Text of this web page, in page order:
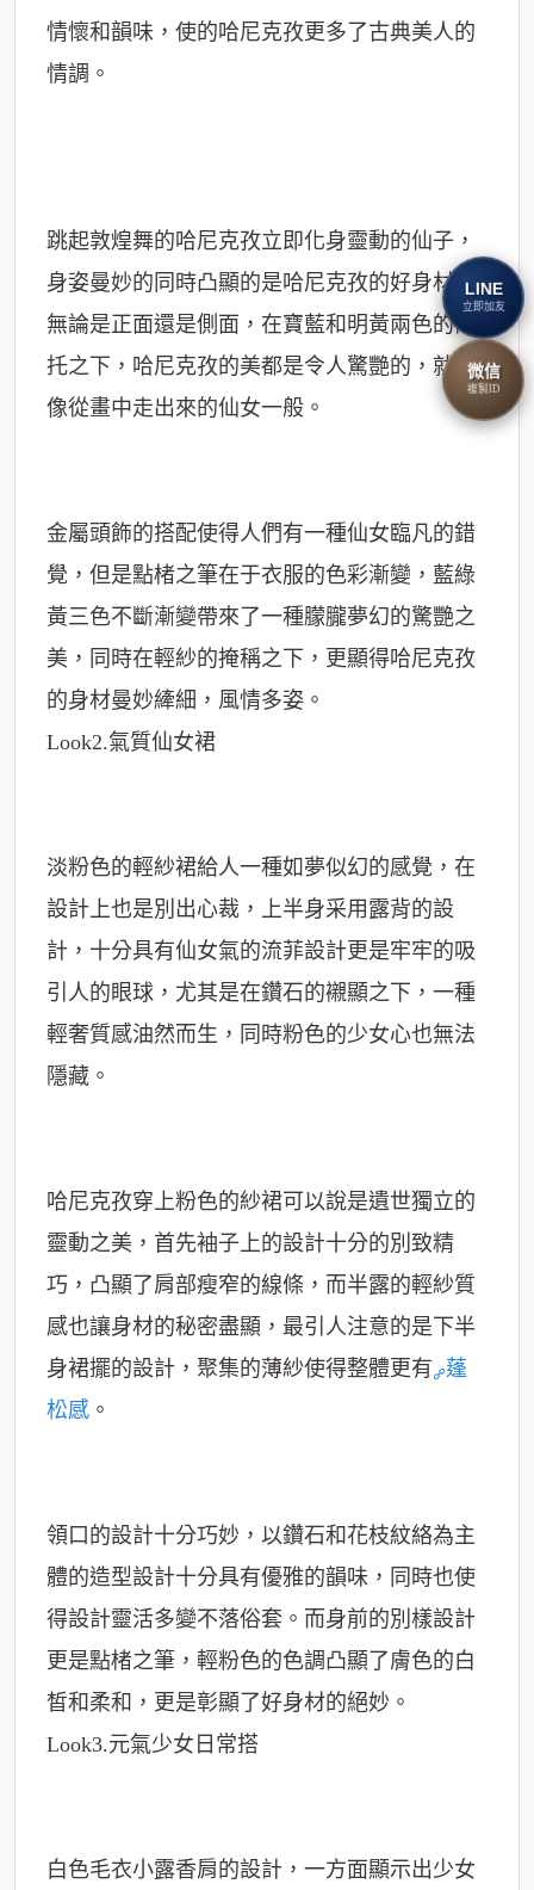
情懷和韻味，使的哈尼克孜更多了古典美人的
情調。
跳起敦煌舞的哈尼克孜立即化身靈動的仙子，
身姿曼妙的同時凸顯的是哈尼克孜的好身材，
無論是正面還是側面，在寶藍和明黃兩色的襯
托之下，哈尼克孜的美都是令人驚艷的，就好
像從畫中走出來的仙女一般。
金屬頭飾的搭配使得人們有一種仙女臨凡的錯
覺，但是點楮之筆在于衣服的色彩漸變，藍綠
黃三色不斷漸變帶來了一種朦朧夢幻的驚艷之
美，同時在輕紗的掩稱之下，更顯得哈尼克孜
的身材曼妙縴細，風情多姿。
Look2.氣質仙女裙
淡粉色的輕紗裙給人一種如夢似幻的感覺，在
設計上也是別出心裁，上半身采用露背的設
計，十分具有仙女氣的流菲設計更是牢牢的吸
引人的眼球，尤其是在鑽石的襯顯之下，一種
輕奢質感油然而生，同時粉色的少女心也無法
隱藏。
哈尼克孜穿上粉色的紗裙可以說是遺世獨立的
靈動之美，首先袖子上的設計十分的別致精
巧，凸顯了肩部瘦窄的線條，而半露的輕紗質
感也讓身材的秘密盡顯，最引人注意的是下半
身裙擺的設計，聚集的薄紗使得整體更有
蓬
松感 。
領口的設計十分巧妙，以鑽石和花枝紋絡為主
體的造型設計十分具有優雅的韻味，同時也使
得設計靈活多變不落俗套。而身前的別樣設計
更是點楮之筆，輕粉色的色調凸顯了膚色的白
皙和柔和，更是彰顯了好身材的絕妙。
Look3.元氣少女日常搭
白色毛衣小露香肩的設計，一方面顯示出少女
LINE
立即加友
微信
複製ID